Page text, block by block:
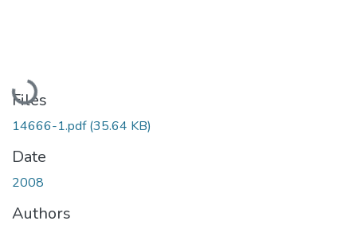
Loading...
Files
14666-1.pdf(35.64 KB)
Date
2008
Authors